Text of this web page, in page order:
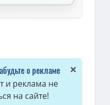
×
о рекламе
и реклама не
на сайте!